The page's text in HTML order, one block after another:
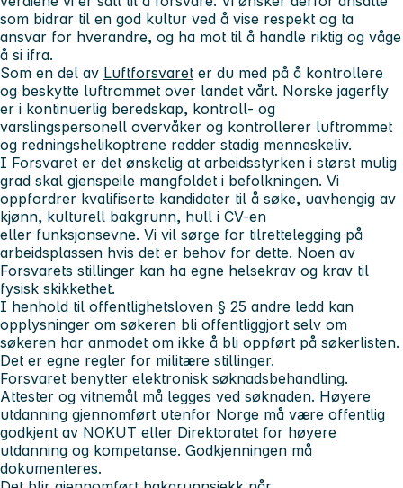
som bidrar til en god kultur ved å vise respekt og ta
ansvar for hverandre, og ha mot til å handle riktig og våge
å si ifra.
Som en del av Luftforsvaret er du med på å kontrollere
og beskytte luftrommet over landet vårt. Norske jagerfly
er i kontinuerlig beredskap, kontroll- og
varslingspersonell overvåker og kontrollerer luftrommet
og redningshelikoptrene redder stadig menneskeliv.
I Forsvaret er det ønskelig at arbeidsstyrken i størst mulig
grad skal gjenspeile mangfoldet i befolkningen. Vi
oppfordrer kvalifiserte kandidater til å søke, uavhengig av
kjønn, kulturell bakgrunn, hull i CV-en
eller funksjonsevne. Vi vil sørge for tilrettelegging på
arbeidsplassen hvis det er behov for dette. Noen av
Forsvarets stillinger kan ha egne helsekrav og krav til
fysisk skikkethet.
I henhold til offentlighetsloven § 25 andre ledd kan
opplysninger om søkeren bli offentliggjort selv om
søkeren har anmodet om ikke å bli oppført på søkerlisten.
Det er egne regler for militære stillinger.
Forsvaret benytter elektronisk søknadsbehandling.
Attester og vitnemål må legges ved søknaden. Høyere
utdanning gjennomført utenfor Norge må være offentlig
godkjent av NOKUT eller Direktoratet for høyere
utdanning og kompetanse. Godkjenningen må
dokumenteres.